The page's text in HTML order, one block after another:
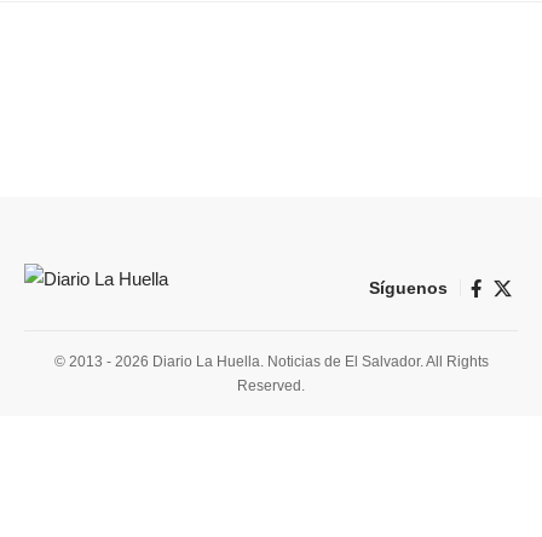
Síguenos
© 2013 - 2026 Diario La Huella. Noticias de El Salvador. All Rights
Reserved.